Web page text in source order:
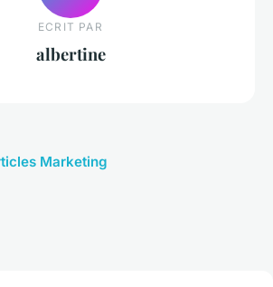
ECRIT PAR
albertine
Marketing